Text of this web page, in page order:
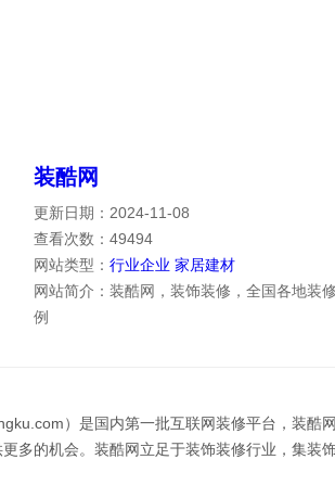
装酷网
更新日期：2024-11-08
查看次数：49494
网站类型： 行业企业 家居建材
网站简介：装酷网，装饰装修，全国各地装
例
）是国内第一批互联网装修平台，装酷
多的机会。装酷网立足于装饰装修行业，集装